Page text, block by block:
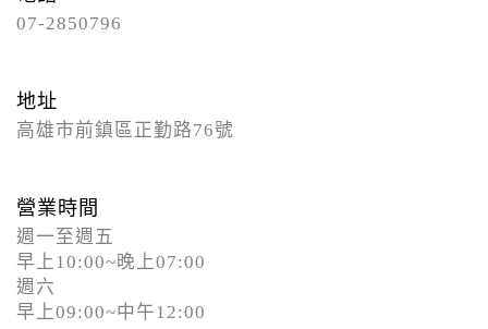
07-2850796
地址
高雄市前鎮區正勤路76號
營業時間
週一至週五
早上10:00~晚上07:00
週六
早上09:00~中午12:00